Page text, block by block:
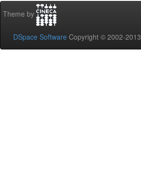
Theme by
DSpace Software Copyright © 2002-2013